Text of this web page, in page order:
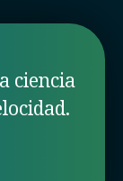
ciencia